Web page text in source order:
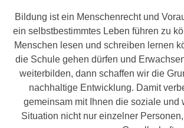
Bildung ist ein Menschenrecht und
ein selbst­be­stimm­tes Leben füh­ren zu
Menschen lesen und schrei­ben ler­nen
die Schule gehen dür­fen und
wei­ter­bil­den, dann schaf­fen wir die
nach­hal­ti­ge Entwicklung. Damit
gemein­sam mit Ihnen die sozia­le und
Situation nicht nur ein­zel­ner